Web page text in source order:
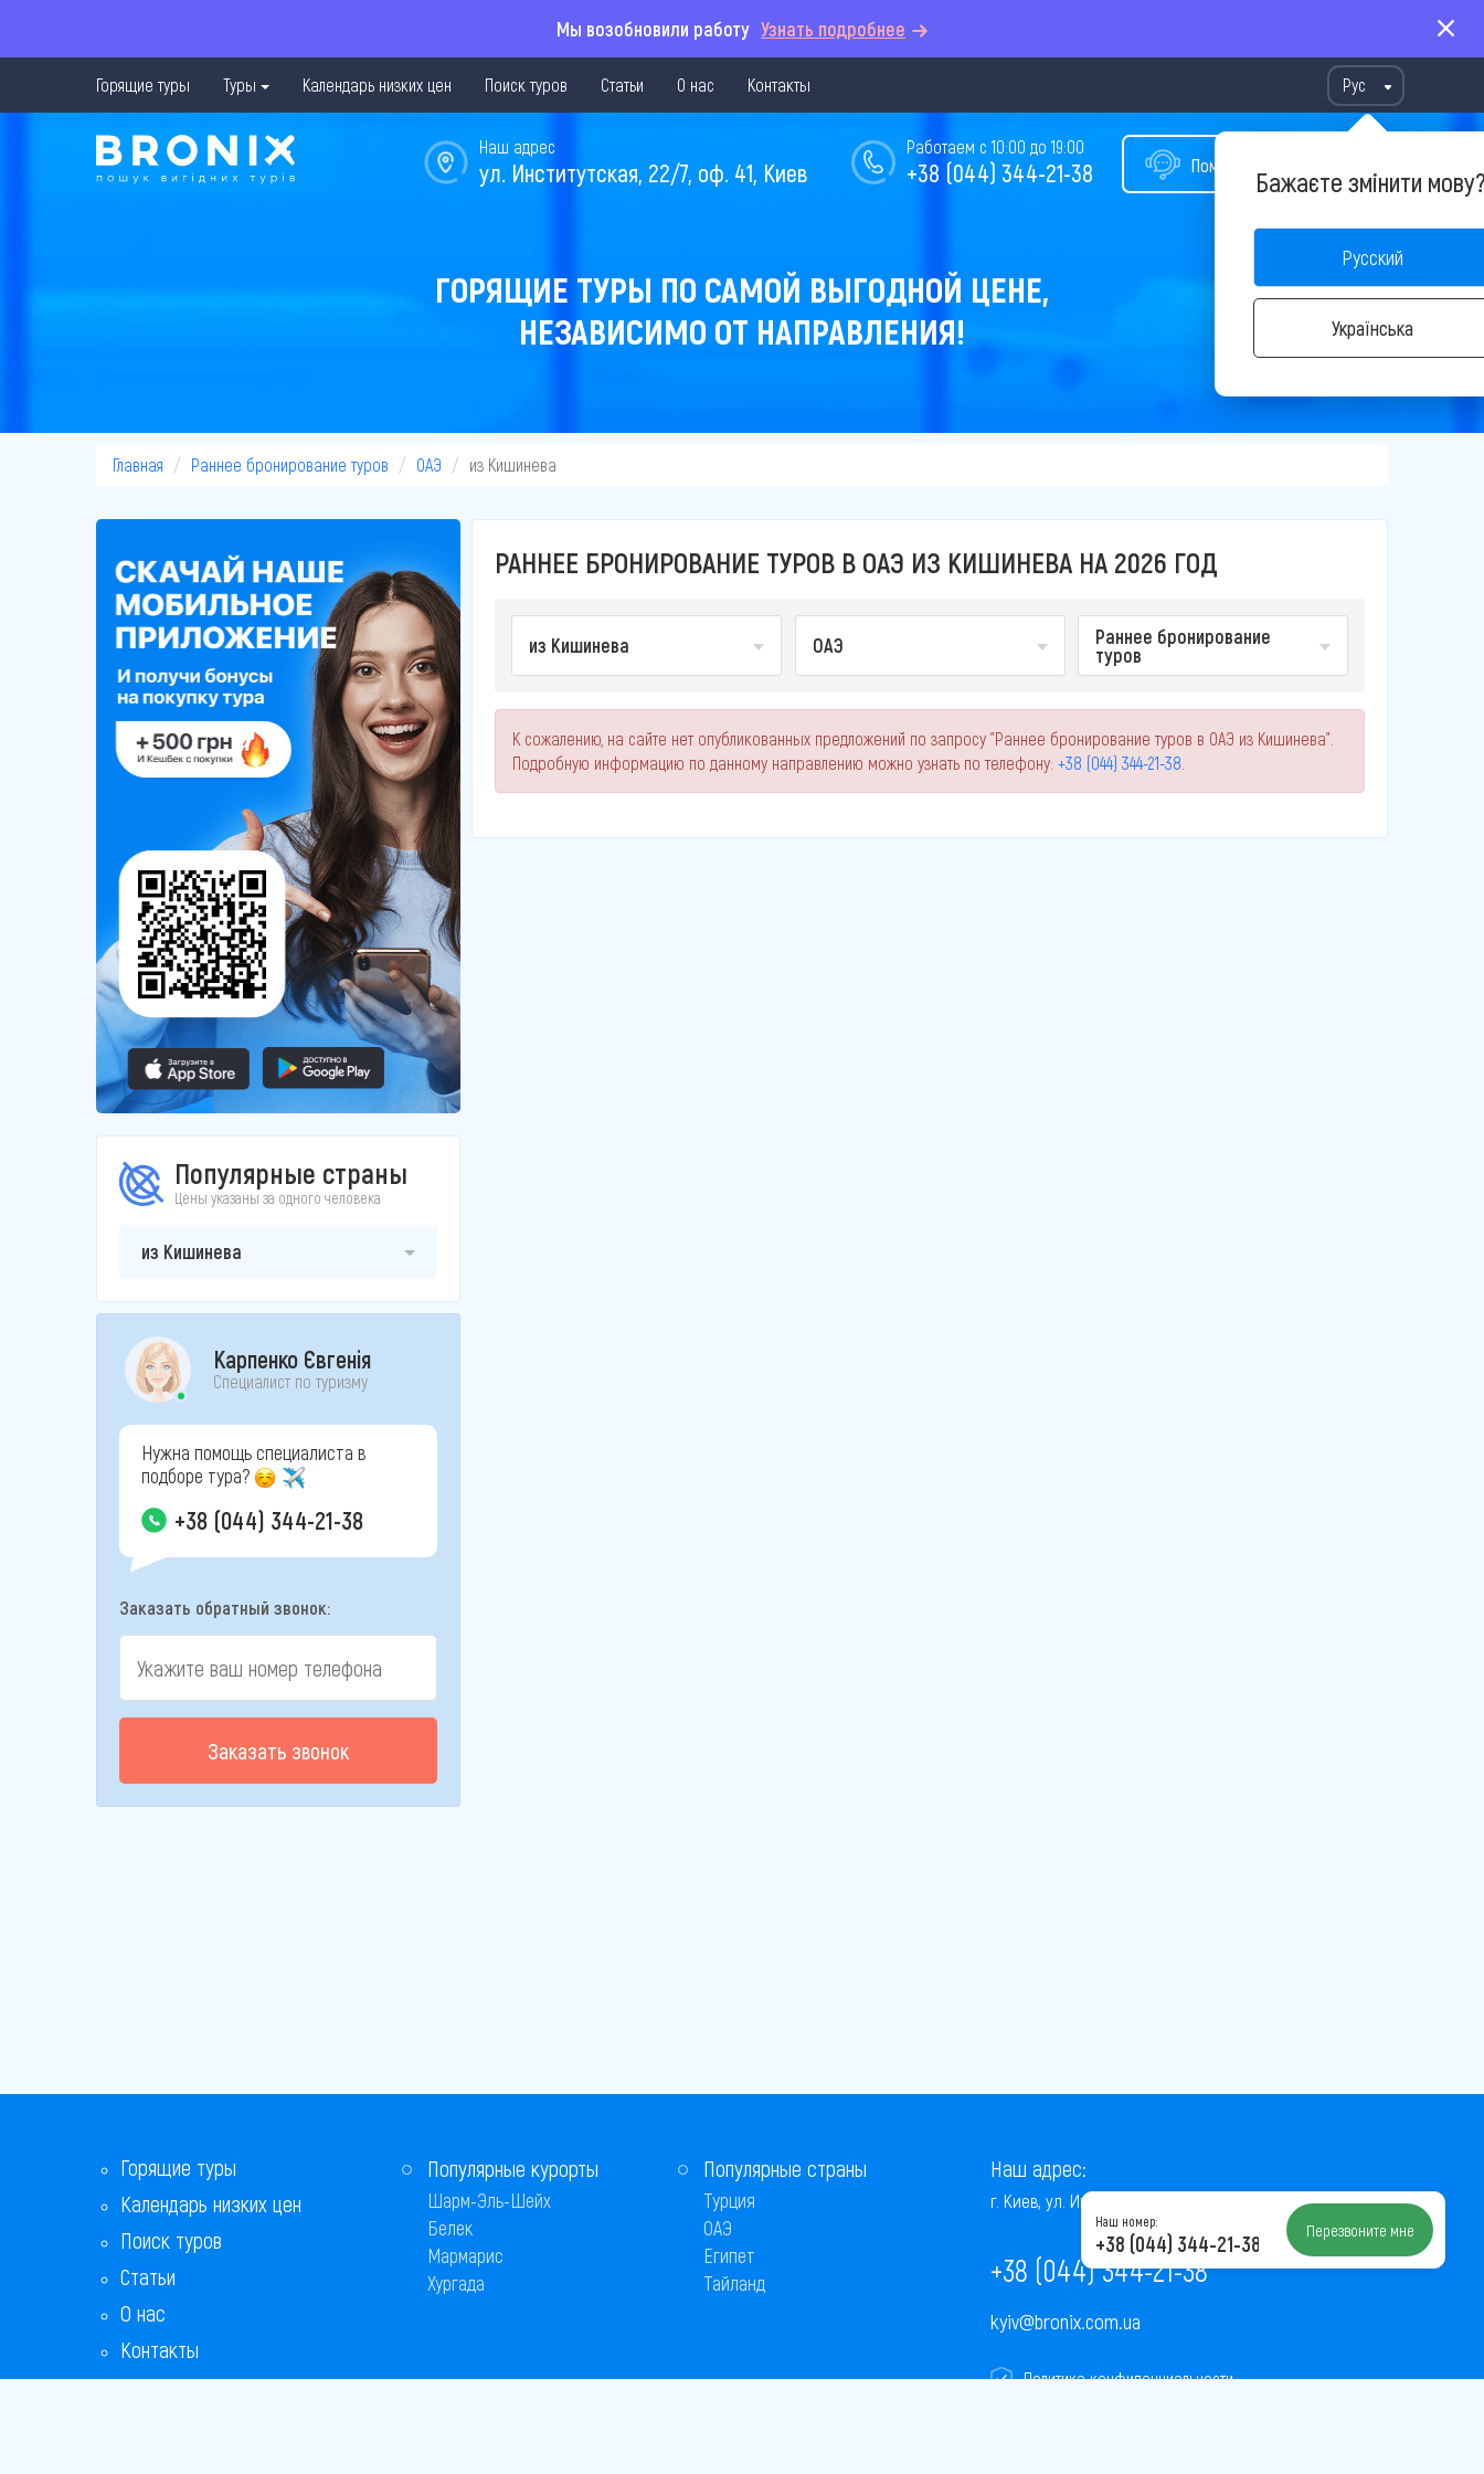
Мы возобновили работу Узнать подробнее
Горящие туры Туры Календарь низких цен Поиск туров Статьи О нас Контакты Рус
Бажаєте змінити
Русский
Українська
Помощь в подборе тура
Работаем с 10:00 до 19:00
+38 (044) 344-21-38
Наш адрес
ул. Институтская, 22/7, оф. 41, Киев
ГОРЯЩИЕ ТУРЫ ПО САМОЙ ВЫГОДНОЙ ЦЕНЕ,
НЕЗАВИСИМО ОТ НАПРАВЛЕНИЯ!
Главная Раннее бронирование туров ОАЭ из Кишинева
Популярные страны
Цены указаны за одного человека
из Кишинева
Карпенко Євгенія
Специалист по туризму
Нужна помощь специалиста в
подборе тура?
+38 (044) 344-21-38
Заказать обратный звонок:
Заказать звонок
РАННЕЕ БРОНИРОВАНИЕ ТУРОВ В ОАЭ ИЗ КИШИНЕВА НА 2026 ГОД
из Кишинева ОАЭ Раннее бронирование
туров
К сожалению, на сайте нет опубликованных предложений по запросу "Раннее бронирование туров в ОАЭ из Кишинева".
Подробную информацию по данному направлению можно узнать по телефону: +38 (044) 344-21-38
Горящие туры
Календарь низких цен
Поиск туров
Статьи
О нас
Контакты
Бонусная программа
Популярные курорты
Шарм-Эль-Шейх
Белек
Мармарис
Хургада
Популярные страны
Турция
ОАЭ
Египет
Тайланд
Наш адрес:
г. Киев, ул. Институтская, 22/7, оф. 41
+38 (044) 344-21-38
kyiv@bronix.com.ua
Политика конфиденциальности
Наш номер:
+38 (044) 344-21-38 Перезвоните мне